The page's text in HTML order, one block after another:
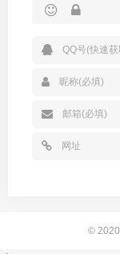
© 2020